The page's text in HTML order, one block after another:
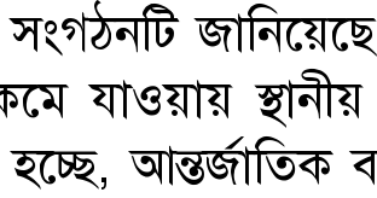
যাওয়ায়
আন্তর্জাতিক